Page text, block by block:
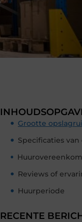
Grootte
Specificaties
Huurperiode
RECENTE